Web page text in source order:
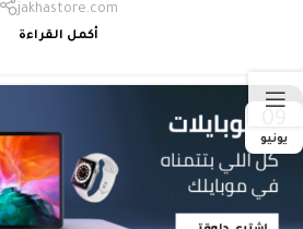
jakhastore.com
أكمل القراءة
يونيو